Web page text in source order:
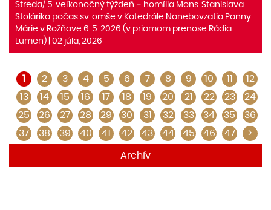
Streda/ 5. veľkonočný týždeň. ‒ homília Mons. Stanislava
Stolárika počas sv. omše v Katedrále Nanebovzatia Panny
Márie v Rožňave 6. 5. 2026 (v priamom prenose Rádia
Lumen) | 02 júla, 2026
1 2 3 4 5 6 7 8 9 10 11
12
13
14 15 16 17 18 19 20 21 22 23
24
25
26 27 28 29 30 31 32 33 34 35
36
37
38 39 40 41 42 43 44 45 46 47 >
Archív